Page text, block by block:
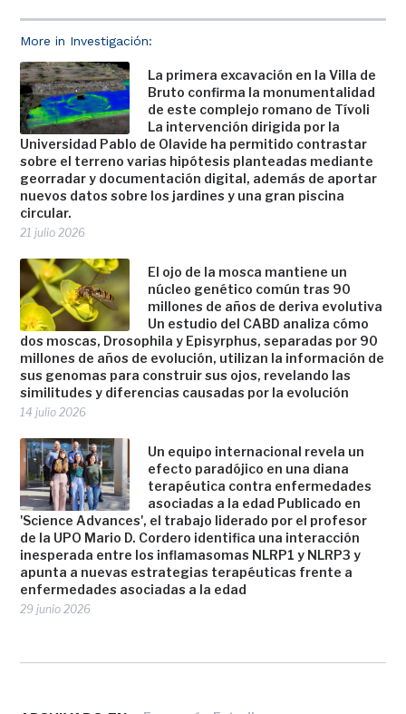
More in Investigación:
La primera excavación en la Villa de
Bruto confirma la monumentalidad
de este complejo romano de Tívoli
La intervención dirigida por la
Universidad Pablo de Olavide ha permitido contrastar
sobre el terreno varias hipótesis planteadas mediante
georradar y documentación digital, además de aportar
nuevos datos sobre los jardines y una gran piscina
circular.
21 julio 2026
El ojo de la mosca mantiene un
núcleo genético común tras 90
millones de años de deriva evolutiva
Un estudio del CABD analiza cómo
dos moscas, Drosophila y Episyrphus, separadas por 90
millones de años de evolución, utilizan la información de
sus genomas para construir sus ojos, revelando las
similitudes y diferencias causadas por la evolución
14 julio 2026
Un equipo internacional revela un
efecto paradójico en una diana
terapéutica contra enfermedades
asociadas a la edad Publicado en
'Science Advances', el trabajo liderado por el profesor
de la UPO Mario D. Cordero identifica una interacción
inesperada entre los inflamasomas NLRP1 y NLRP3 y
apunta a nuevas estrategias terapéuticas frente a
enfermedades asociadas a la edad
29 junio 2026